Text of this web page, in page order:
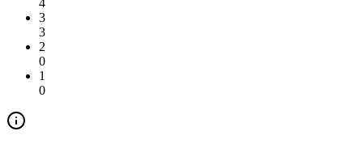
4
3
3
2
0
1
0